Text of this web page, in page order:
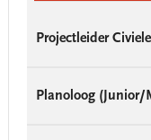
Projectleider
Planoloog (Junior/